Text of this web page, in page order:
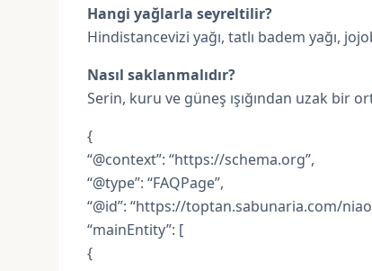
Hangi yağlarla seyreltilir?
Hindistancevizi yağı, tatlı badem yağı,
Nasıl saklanmalıdır?
Serin, kuru ve güneş ışığından uzak bir
{
“@context”: “https://schema.org”,
“@type”: “FAQPage”,
“@id”: “https://toptan.sabunaria.com/
“mainEntity”: [
{